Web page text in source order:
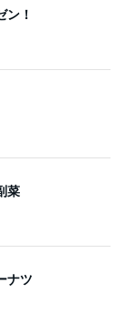
ン！
菜
ナツ